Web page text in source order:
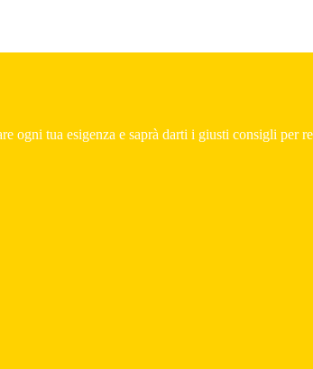
ogni tua esigenza e saprà darti i giusti consigli per